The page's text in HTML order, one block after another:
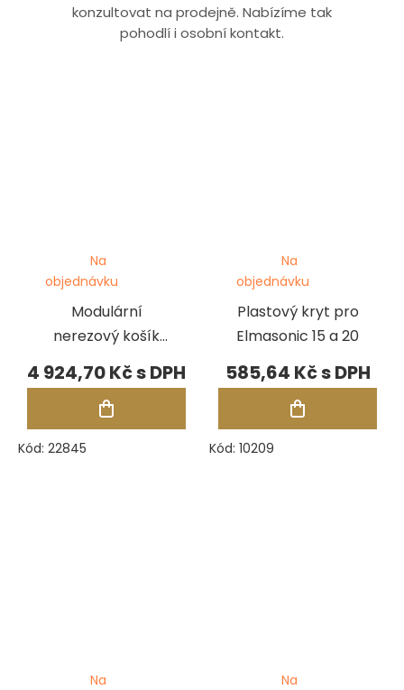
konzultovat na prodejně. Nabízíme tak
pohodlí i osobní kontakt.
Modulární
nerezový košík
pro Elmasonic 70
Na
objednávku
4 924,70 Kč
Kód: 22845
Plastový kryt pro
Elmasonic 15 a 20
Na
objednávku
585,64 Kč
Kód: 10209
Na
Na